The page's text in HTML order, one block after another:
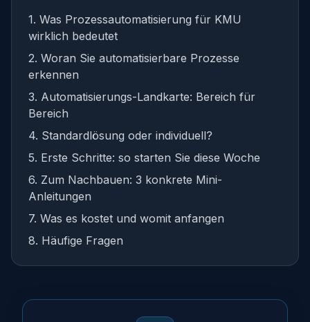
1. Was Prozessautomatisierung für KMU
wirklich bedeutet
2. Woran Sie automatisierbare Prozesse
erkennen
3. Automatisierungs-Landkarte: Bereich für
Bereich
4. Standardlösung oder individuell?
5. Erste Schritte: so starten Sie diese Woche
6. Zum Nachbauen: 3 konkrete Mini-
Anleitungen
7. Was es kostet und womit anfangen
8. Häufige Fragen